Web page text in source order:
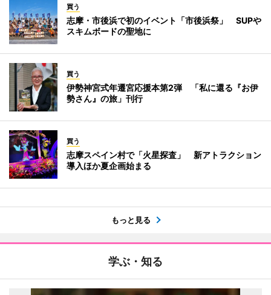
買う
志摩・市後浜で初のイベント「市後浜祭」 SUPや
スキムボードの聖地に
買う
伊勢神宮式年遷宮応援本第2弾 「私に還る『お伊
勢さん』の旅」刊行
買う
志摩スペイン村で「火星探査」 新アトラクション
導入ほか夏企画始まる
もっと見る
学ぶ・知る